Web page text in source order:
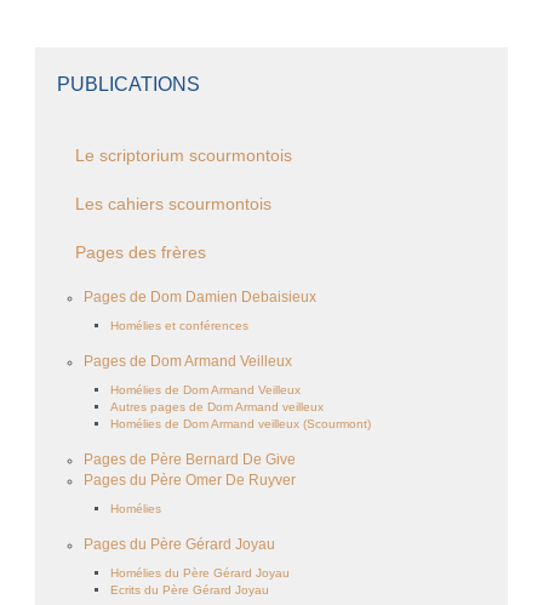
PUBLICATIONS
Le scriptorium scourmontois
Les cahiers scourmontois
Pages des frères
Pages de Dom Damien Debaisieux
Homélies et conférences
Pages de Dom Armand Veilleux
Homélies de Dom Armand Veilleux
Autres pages de Dom Armand veilleux
Homélies de Dom Armand veilleux (Scourmont)
Pages de Père Bernard De Give
Pages du Père Omer De Ruyver
Homélies
Pages du Père Gérard Joyau
Homélies du Père Gérard Joyau
Ecrits du Père Gérard Joyau